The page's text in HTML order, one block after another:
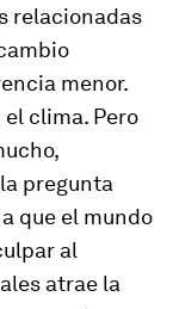
relacionadas
menor.
clima. Pero
pregunta
que el mundo
al
atrae la